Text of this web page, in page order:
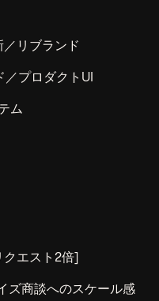
リブランド
プロダクトUI
ム
エスト2倍]
ズ商談へのスケール感